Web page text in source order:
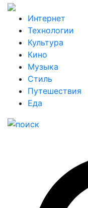
Интернет
Технологии
Культура
Кино
Музыка
Стиль
Путешествия
Еда